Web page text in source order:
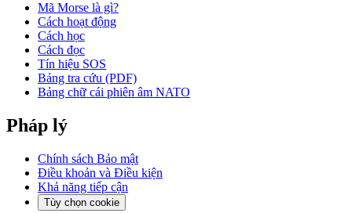
Mã Morse là gì?
Cách hoạt động
Cách học
Cách đọc
Tín hiệu SOS
Bảng tra cứu (PDF)
Bảng chữ cái phiên âm NATO
Pháp lý
Chính sách Bảo mật
Điều khoản và Điều kiện
Khả năng tiếp cận
Tùy chọn cookie